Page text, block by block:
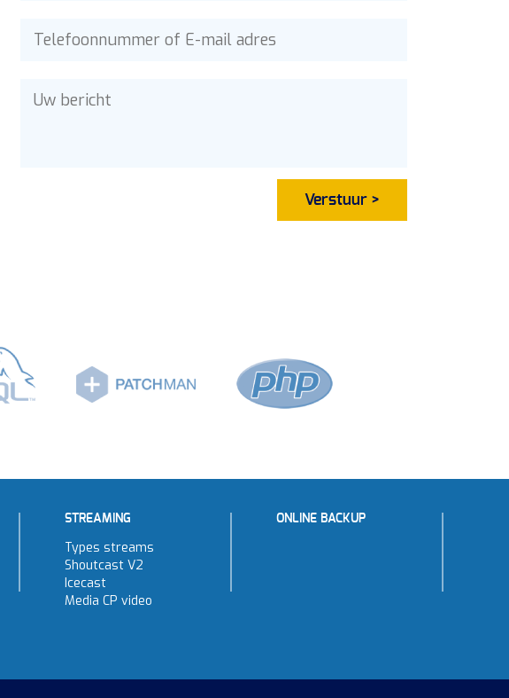
STREAMING
Types streams
Shoutcast V2
Icecast
Media CP video
ONLINE BACKUP